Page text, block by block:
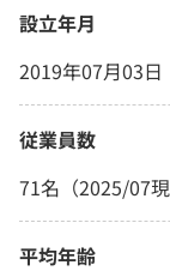
設立年月
2019年07月03日
従業員数
71名（2025/07現
平均年齢